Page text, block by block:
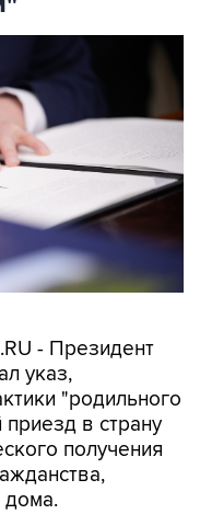
- Президент
указ,
"родильного
в страну
получения
дома.